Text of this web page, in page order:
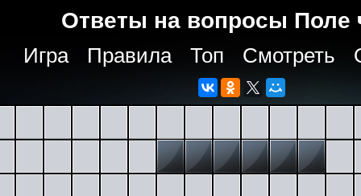
Ответы на вопросы Поле
Игра Правила Топ Смотреть